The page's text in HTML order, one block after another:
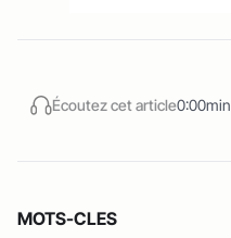
Écoutez cet article0:00min
MOTS-CLES